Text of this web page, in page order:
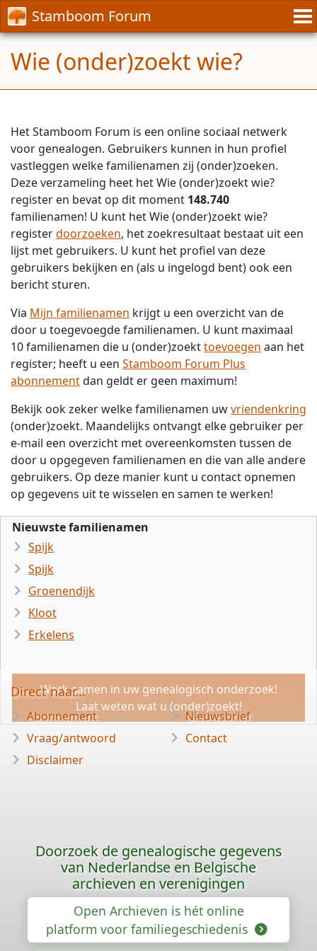
Stamboom Forum
Wie (onder)zoekt wie?
Het Stamboom Forum is een online sociaal netwerk
voor genealogen. Gebruikers kunnen in hun profiel
vastleggen welke familienamen zij (onder)zoeken.
Deze verzameling heet het Wie (onder)zoekt wie?
register en bevat op dit moment 148.740
familienamen! U kunt het Wie (onder)zoekt wie?
registerdoorzoeken, het zoekresultaat bestaat uit een
lijst met gebruikers. U kunt het profiel van deze
gebruikers bekijken en (als u ingelogd bent) ook een
bericht sturen.
Via Mijn familienamen krijgt u een overzicht van de
door u toegevoegde familienamen. U kunt maximaal
10 familienamen die u (onder)zoekttoevoegen aan het
register; heeft u een Stamboom Forum Plus
abonnementdan geldt er geen maximum!
Bekijk ook zeker welke familienamen uwvriendenkring
(onder)zoekt. Maandelijks ontvangt elke gebruiker per
e-mail een overzicht met overeenkomsten tussen de
door u opgegeven familienamen en die van alle andere
gebruikers. Op deze manier kunt u contact opnemen
op gegevens uit te wisselen en samen te werken!
Nieuwste familienamen
Spijk
Spijk
Groenendijk
Kloot
Erkelens
Werk samen in uw genealogisch onderzoek!
Laat weten wat u (onder)zoekt!
Direct naar...
Abonnement
Vraag/antwoord
Disclaimer
Nieuwsbrief
Contact
Doorzoek de genealogische gegevens
van Nederlandse en Belgische
archieven en verenigingen
Open Archieven is hét online
platform voor familiegeschiedenis